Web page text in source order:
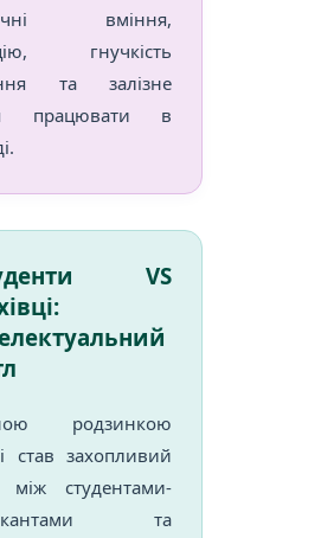
вміння,
гнучкість
та залізне
працювати в
VS
родзинкою
став захопливий
між студентами-
та